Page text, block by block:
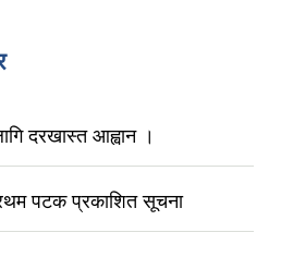
दरखास्त आह्वान ।
पटक प्रकाशित सूचना